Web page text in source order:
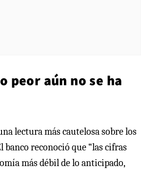
peor aún no se ha
lectura más cautelosa sobre los
banco reconoció que “las cifras
más débil de lo anticipado,